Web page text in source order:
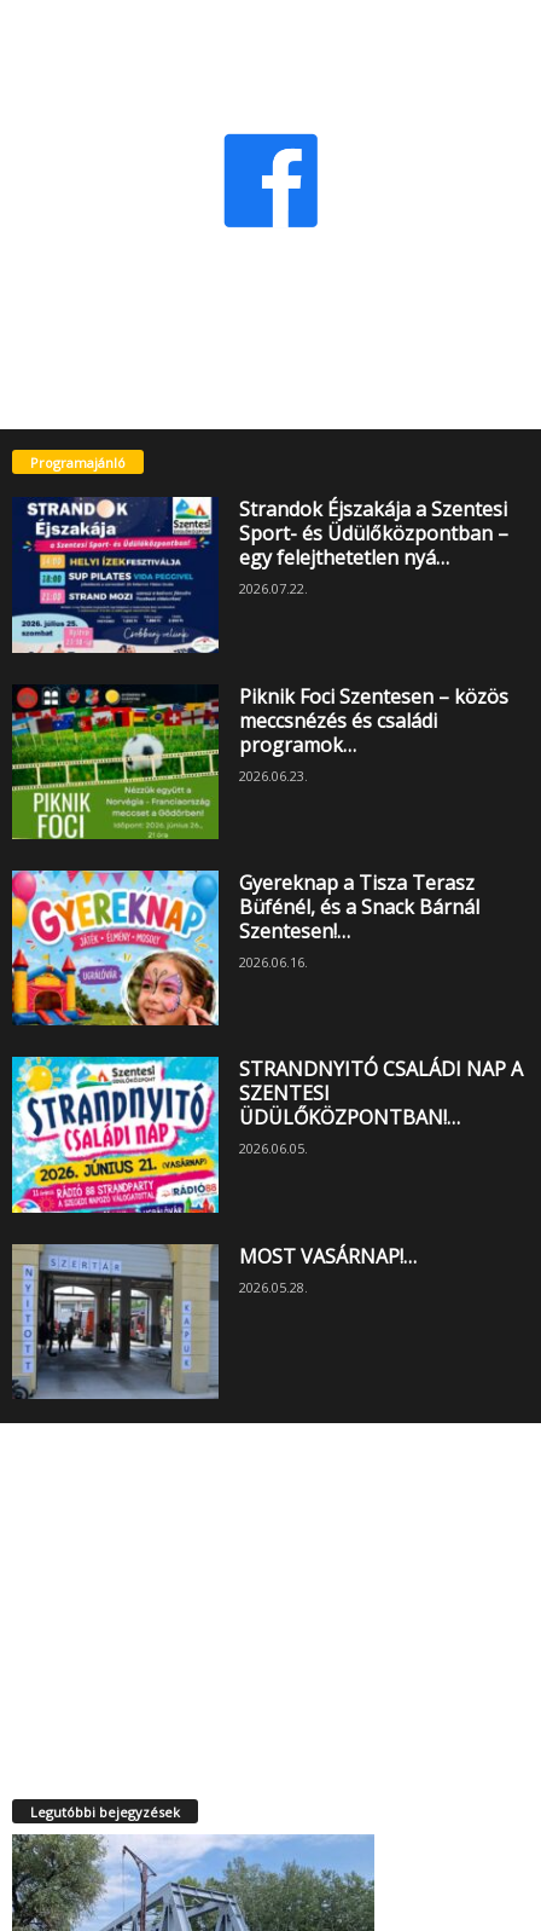
Programajánló
Strandok Éjszakája a Szentesi
Sport- és Üdülőközpontban –
egy felejthetetlen nyá…
2026.07.22.
Piknik Foci Szentesen – közös
meccsnézés és családi
programok…
2026.06.23.
Gyereknap a Tisza Terasz
Büfénél, és a Snack Bárnál
Szentesen!…
2026.06.16.
STRANDNYITÓ CSALÁDI NAP A
SZENTESI
ÜDÜLŐKÖZPONTBAN!…
2026.06.05.
MOST VASÁRNAP!…
2026.05.28.
Legutóbbi bejegyzések